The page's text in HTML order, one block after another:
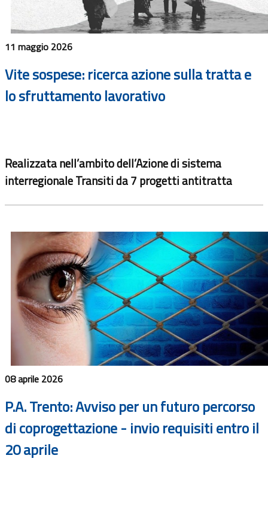
11 maggio 2026
Vite sospese: ricerca azione sulla tratta e
lo sfruttamento lavorativo
Realizzata nell’ambito dell’Azione di sistema
interregionale Transiti da 7 progetti antitratta
08 aprile 2026
P.A. Trento: Avviso per un futuro percorso
di coprogettazione - invio requisiti entro il
20 aprile